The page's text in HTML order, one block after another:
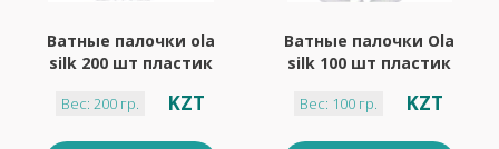
Ватные палочки ola
silk 200 шт пластик
Вес: 200 гр. KZT
Ватные палочки Ola
silk 100 шт пластик
Вес: 100 гр. KZT